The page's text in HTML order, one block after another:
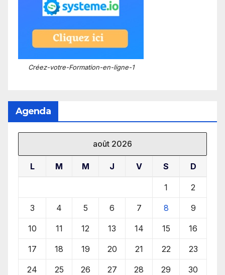
Créez-votre-Formation-en-ligne-1
Agenda
août 2026
L M M J V S D
1 2
3 4 5 6 7 8 9
10 11 12 13 14 15 16
17 18 19 20 21 22 23
24 25 26 27 28 29 30